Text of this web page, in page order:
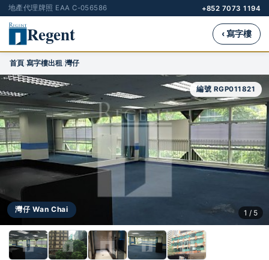
地產代理牌照 EAA C-056586 +852 7073 1194
Regent ‹ 寫字樓
首頁›寫字樓出租›灣仔
灣仔 Wan Chai
編號 RGP011821
1 / 5